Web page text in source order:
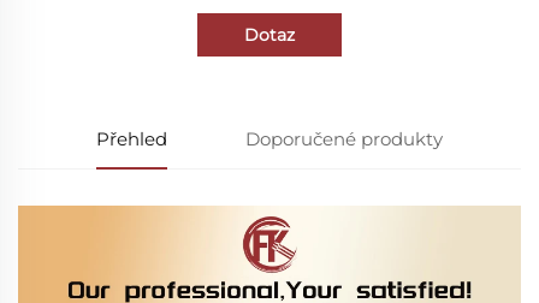
Dotaz
Přehled Doporučené produkty